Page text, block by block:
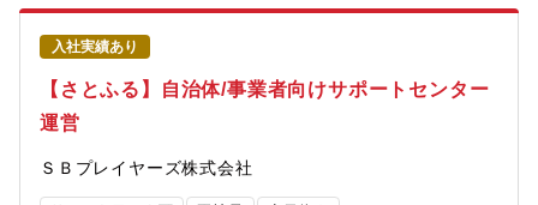
入社実績あり
【さとふる】自治体/事業者向けサポートセンター
運営
ＳＢプレイヤーズ株式会社